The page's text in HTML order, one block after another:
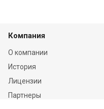
Компания
О компании
История
Лицензии
Партнеры